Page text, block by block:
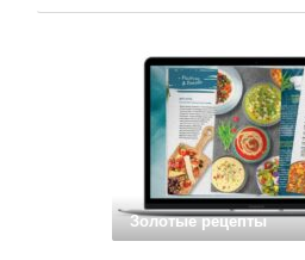
специального оборудования,
кухне. Главное — …
Золотые рецепты